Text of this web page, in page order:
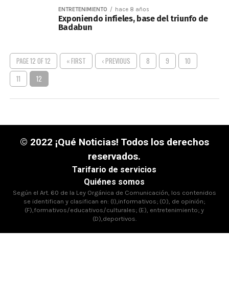
ENTRETENIMIENTO hace 8 años
Exponiendo infieles, base del triunfo de
Badabun
PAGE 12 OF 12 « FIRST ‹ PREVIOUS 8 9
10
11
12
© 2022 ¡Qué Noticias! Todos los derechos
reservados.
Tarifario de servicios
Quiénes somos
Según el Art. 60 de la Ley Orgánica de Comunicación, los contenidos
se identifican y clasifican en: (I),informativos; (O), de opinión;
(F),formativos/educativos/culturales; (E), entretenimiento; y
(D),deportivos.